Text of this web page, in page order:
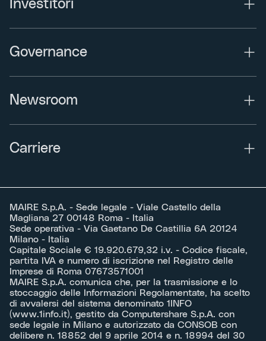
Investitori
Governance
Newsroom
Carriere
MAIRE S.p.A. - Sede legale - Viale Castello della
Magliana 27 00148 Roma - Italia
Sede operativa - Via Gaetano De Castillia 6A 20124
Milano - Italia
Capitale Sociale € 19.920.679,32 i.v. - Codice fiscale,
partita IVA e numero di iscrizione nel Registro delle
Imprese di Roma 07673571001
MAIRE S.p.A. comunica che, per la trasmissione e lo
stoccaggio delle Informazioni Regolamentate, ha scelto
di avvalersi del sistema denominato 1INFO
(www.1info.it), gestito da Computershare S.p.A. con
sede legale in Milano e autorizzato da CONSOB con
delibere n. 18852 del 9 aprile 2014 e n. 18994 del 30